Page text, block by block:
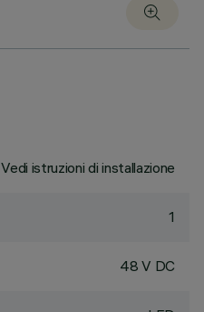
Vedi istruzioni di installazione
1
48 V DC